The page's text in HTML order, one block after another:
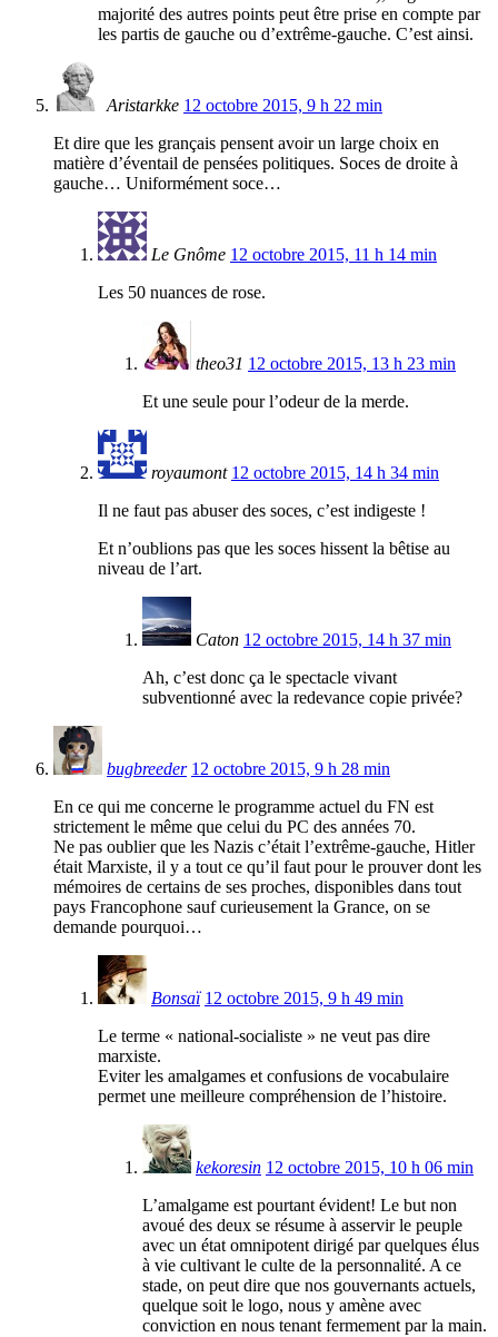
majorité des autres points peut être prise en compte par
les partis de gauche ou d’extrême-gauche. C’est ainsi.
Aristarkke 12 octobre 2015, 9 h 22 min
Et dire que les grançais pensent avoir un large choix en
matière d’éventail de pensées politiques. Soces de droite à
gauche… Uniformément soce…
Le Gnôme 12 octobre 2015, 11 h 14 min
Les 50 nuances de rose.
theo31 12 octobre 2015, 13 h 23 min
Et une seule pour l’odeur de la merde.
royaumont 12 octobre 2015, 14 h 34 min
Il ne faut pas abuser des soces, c’est indigeste !
Et n’oublions pas que les soces hissent la bêtise au
niveau de l’art.
Caton 12 octobre 2015, 14 h 37 min
Ah, c’est donc ça le spectacle vivant
subventionné avec la redevance copie privée?
bugbreeder 12 octobre 2015, 9 h 28 min
En ce qui me concerne le programme actuel du FN est
strictement le même que celui du PC des années 70.
Ne pas oublier que les Nazis c’était l’extrême-gauche, Hitler
était Marxiste, il y a tout ce qu’il faut pour le prouver dont les
mémoires de certains de ses proches, disponibles dans tout
pays Francophone sauf curieusement la Grance, on se
demande pourquoi…
Bonsaï 12 octobre 2015, 9 h 49 min
Le terme « national-socialiste » ne veut pas dire
marxiste.
Eviter les amalgames et confusions de vocabulaire
permet une meilleure compréhension de l’histoire.
kekoresin 12 octobre 2015, 10 h 06 min
L’amalgame est pourtant évident! Le but non
avoué des deux se résume à asservir le peuple
avec un état omnipotent dirigé par quelques élus
à vie cultivant le culte de la personnalité. A ce
stade, on peut dire que nos gouvernants actuels,
quelque soit le logo, nous y amène avec
conviction en nous tenant fermement par la main.